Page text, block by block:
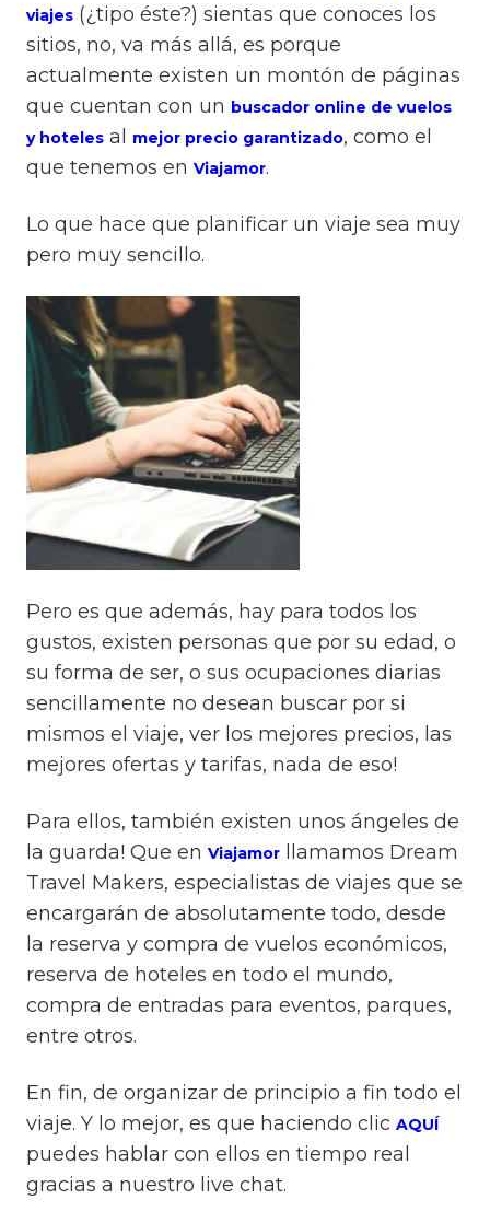
viajes (¿tipo éste?) sientas que conoces los
sitios, no, va más allá, es porque
actualmente existen un montón de páginas
que cuentan con un buscador online de vuelos
y hoteles al mejor precio garantizado, como el
que tenemos en Viajamor.
Lo que hace que planificar un viaje sea muy
pero muy sencillo.
Pero es que además, hay para todos los
gustos, existen personas que por su edad, o
su forma de ser, o sus ocupaciones diarias
sencillamente no desean buscar por si
mismos el viaje, ver los mejores precios, las
mejores ofertas y tarifas, nada de eso!
Para ellos, también existen unos ángeles de
la guarda! Que en Viajamor
llamamos Dream
Travel Makers, especialistas de viajes que se
encargarán de absolutamente todo, desde
la reserva y compra de vuelos económicos,
reserva de hoteles en todo el mundo,
compra de entradas para eventos, parques,
entre otros.
En fin, de organizar de principio a fin todo el
viaje. Y lo mejor, es que haciendo clic AQUÍ
puedes hablar con ellos en tiempo real
gracias a nuestro live chat.